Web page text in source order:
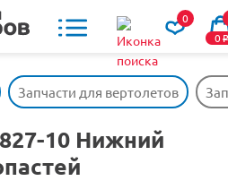
0
0o
Запчасти для вертолетов
10 Нижний